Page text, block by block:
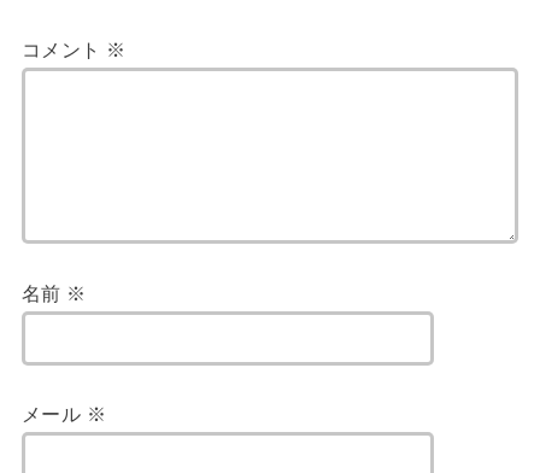
コメント ※
名前 ※
メール ※